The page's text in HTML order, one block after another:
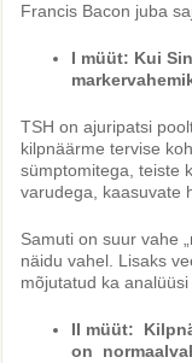
Francis Bacon juba
I müüt: Kui
TSH on ajuripatsi
kilpnäärme tervise
sümptomitega, teiste
varudega, kaasuvate
Samuti on suur vahe
näidu vahel. Lisaks
mõjutatud ka
II müüt:
on